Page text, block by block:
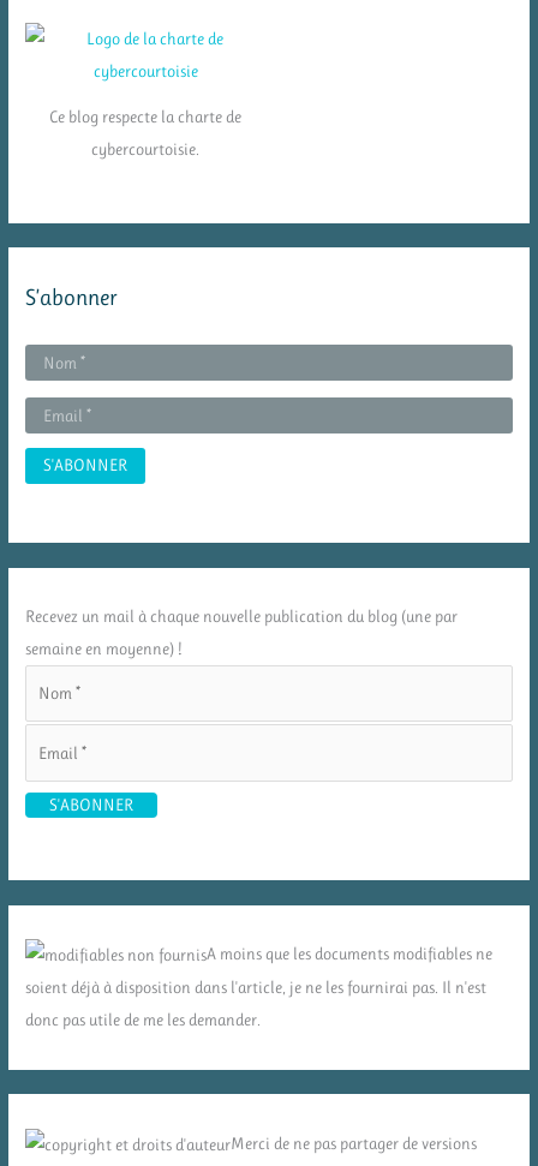
Ce blog respecte la charte de
cybercourtoisie.
S’abonner
Recevez un mail à chaque nouvelle publication du blog (une par
semaine en moyenne) !
A moins que les documents modifiables ne
soient déjà à disposition dans l'article, je ne les fournirai pas. Il n'est
donc pas utile de me les demander.
Merci de ne pas partager de versions